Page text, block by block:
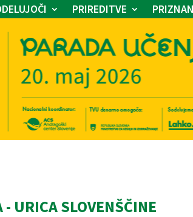
PRIREDITVE
URICA SLOVENŠČINE